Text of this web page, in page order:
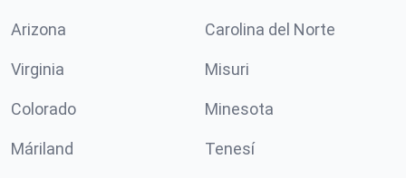
Arizona Carolina del Norte
Virginia Misuri
Colorado Minesota
Máriland Tenesí